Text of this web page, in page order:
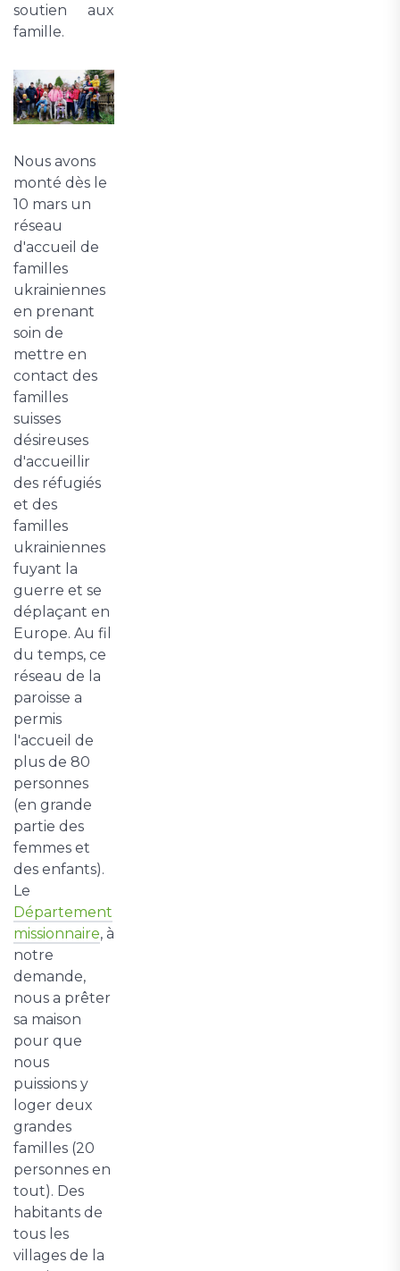
soutien aux
famille.
Nous avons
monté dès le
10 mars un
réseau
d'accueil de
familles
ukrainiennes
en prenant
soin de
mettre en
contact des
familles
suisses
désireuses
d'accueillir
des réfugiés
et des
familles
ukrainiennes
fuyant la
guerre et se
déplaçant en
Europe. Au fil
du temps, ce
réseau de la
paroisse a
permis
l'accueil de
plus de 80
personnes
(en grande
partie des
femmes et
des enfants).
Le
Département
missionnaire, à
notre
demande,
nous a prêter
sa maison
pour que
nous
puissions y
loger deux
grandes
familles (20
personnes en
tout). Des
habitants de
tous les
villages de la